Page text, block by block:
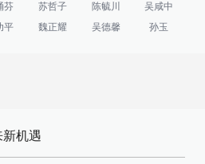
芬 苏哲子 陈毓川
吴咸中
平 魏正耀 吴德馨 孙玉
机遇